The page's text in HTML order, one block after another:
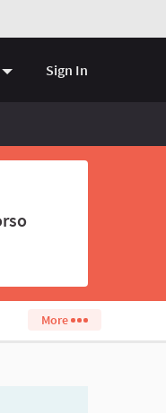
Choose language
Sign In
More